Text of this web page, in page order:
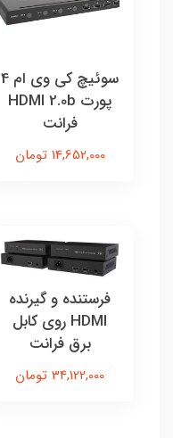
سوئیچ کی وی ام 4
پورت HDMI 2.0b
فرانت
14,652,000 تومان
فرستنده و گیرنده
HDMI روی کابل
برق فرانت
34,122,000 تومان